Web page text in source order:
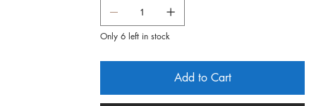
Only 6 left in stock
Add to Cart